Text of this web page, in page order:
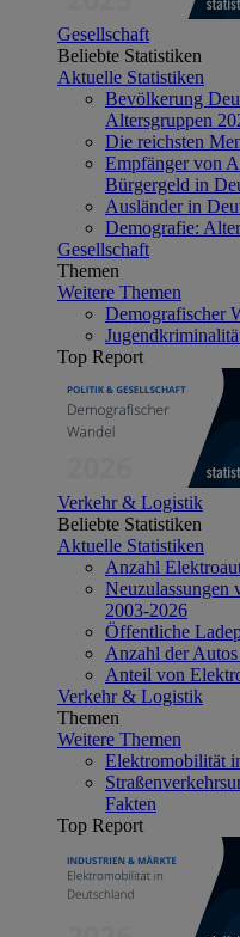
Gesellschaft
Beliebte Statistiken
Aktuelle Statistiken
Bevölkerung
Altersgruppen
Die reichsten
Empfänger von
Bürgergeld in
Ausländer in
Demografie:
Gesellschaft
Themen
Weitere Themen
Demografischer
Top Report
Verkehr & Logistik
Beliebte Statistiken
Aktuelle Statistiken
Anzahl
Neuzulassungen
2003-2026
Öffentliche
Anzahl der
Anteil von
Verkehr & Logistik
Themen
Weitere Themen
Elektromobilität
Fakten
Top Report